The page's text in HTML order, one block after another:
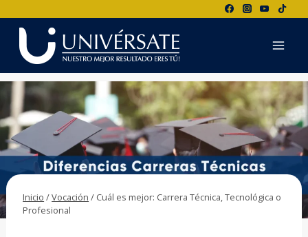
contenido
Inicio /Vocación / Cuál es mejor: Carrera Técnica, Tecnológica o
Profesional